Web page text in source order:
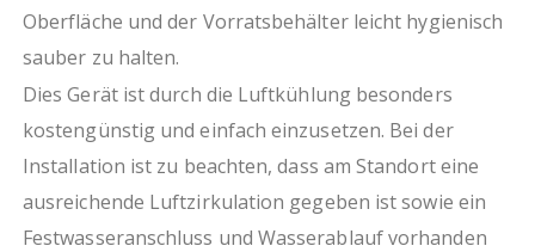
Oberfläche und der Vorratsbehälter leicht hygienisch
sauber zu halten.
Dies Gerät ist durch die Luftkühlung besonders
kostengünstig und einfach einzusetzen. Bei der
Installation ist zu beachten, dass am Standort eine
ausreichende Luftzirkulation gegeben ist sowie ein
Festwasseranschluss und Wasserablauf vorhanden